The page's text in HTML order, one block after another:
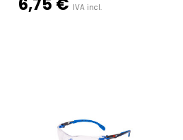
6,75 € IVA incl.